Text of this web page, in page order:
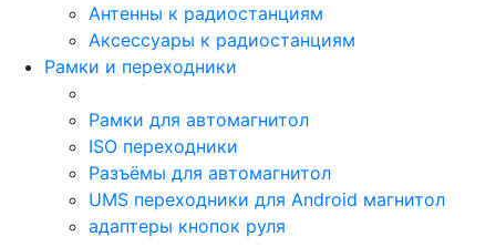
Антенны к радиостанциям
Аксессуары к радиостанциям
Рамки и переходники
Рамки для автомагнитол
ISO переходники
Разъёмы для автомагнитол
UMS переходники для Android магнитол
адаптеры кнопок руля